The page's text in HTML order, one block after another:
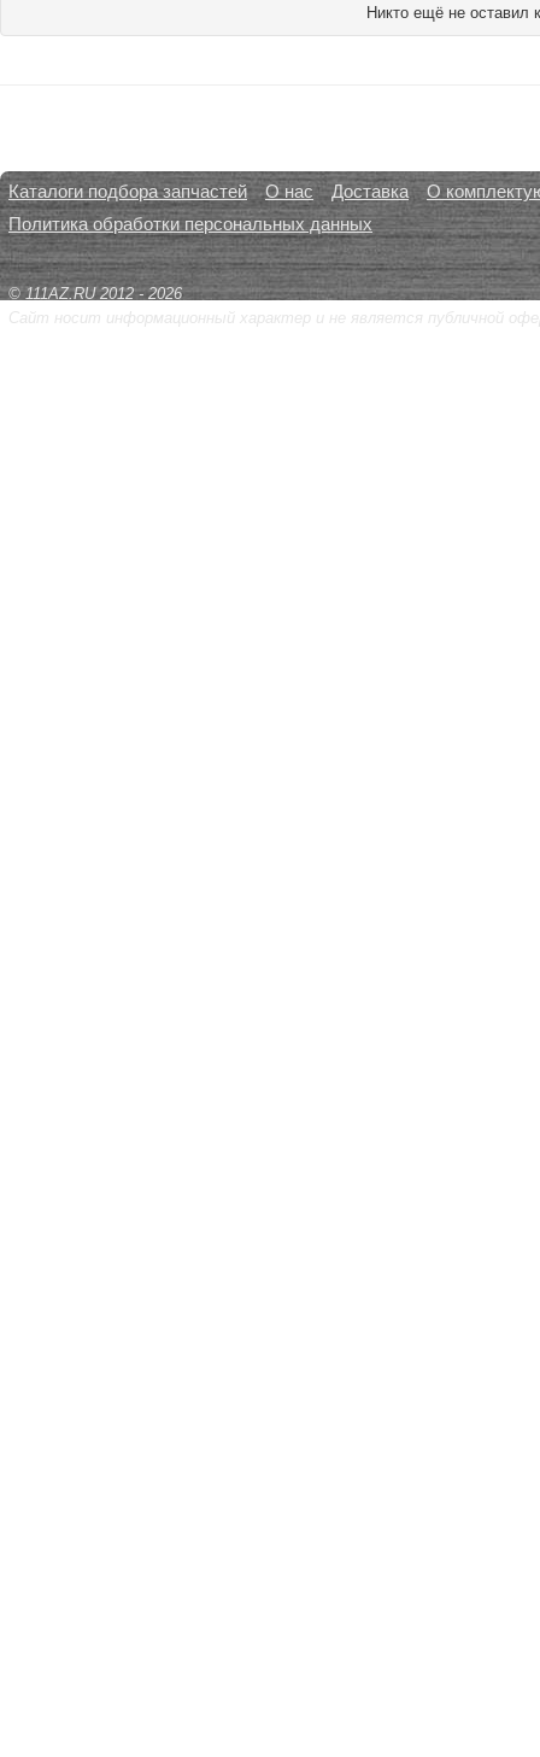
Никто ещё не оставил
Каталоги подбора запчастей О нас Доставка
О
Политика обработки персональных данных
© 111AZ.RU 2012 - 2026
Сайт носит информационный характер и не является публичной